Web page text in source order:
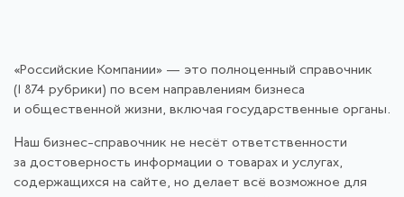
«Российские Компании» — это полноценный справочник
(1 874 рубрики) по всем направлениям бизнеса
и общественной жизни, включая государственные органы.
Наш бизнес-справочник не несёт ответственности
за достоверность информации о товарах и услугах,
содержащихся на сайте, но делает всё возможное для